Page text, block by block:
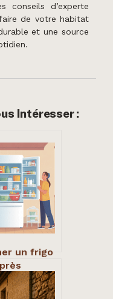
conseils d’experte
de votre habitat
et une source
Intéresser :
un frigo
: délai,
et erreurs